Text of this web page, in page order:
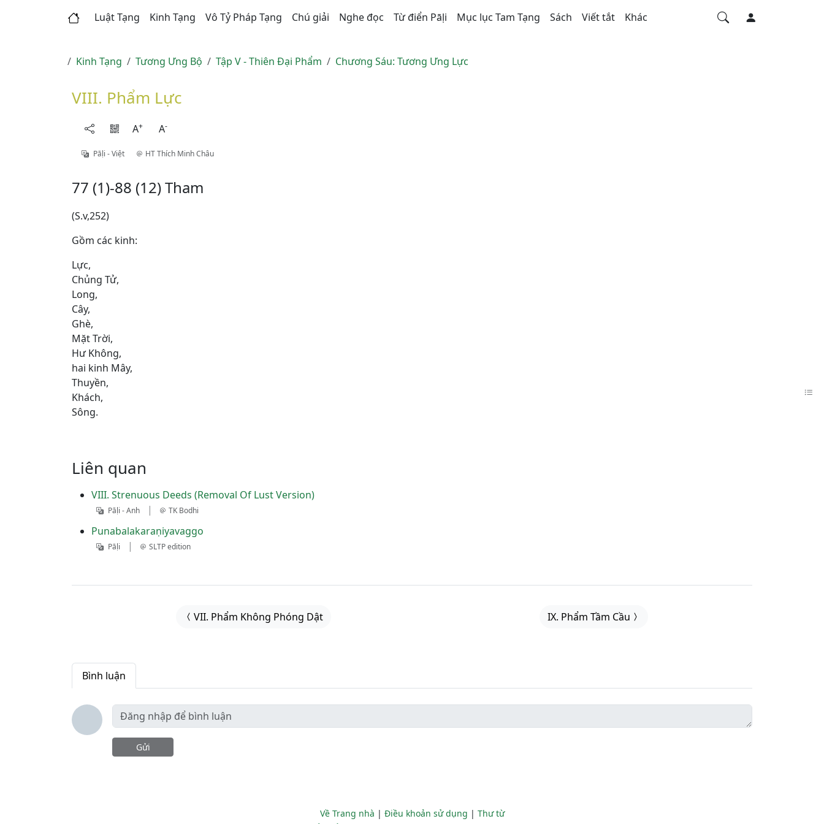
Luật Tạng Kinh Tạng Vô Tỷ Pháp Tạng Chú giải Nghe đọc Từ điển Pāḷi Mục lục Tam Tạng Sách Viết tắt Khác
Kinh Tạng Tương Ưng Bộ Tập V - Thiên Ðại Phẩm Chương Sáu: Tương Ưng Lực
VIII. Phẩm Lực
A+ A-
Pāḷi - Việt HT Thích Minh Châu
77 (1)-88 (12) Tham
(S.v,252)
Gồm các kinh:
Lực,
Chủng Tử,
Long,
Cây,
Ghè,
Mặt Trời,
Hư Không,
hai kinh Mây,
Thuyền,
Khách,
Sông.
Liên quan
VIII. Strenuous Deeds (Removal Of Lust Version)
Pāḷi - Anh | TK Bodhi
Punabalakaraṇiyavaggo
Pāḷi | SLTP edition
VII. Phẩm Không Phóng Dật IX. Phẩm Tầm Cầu
Bình luận
Gửi
Về Trang nhà | Điều khoản sử dụng | Thư từ